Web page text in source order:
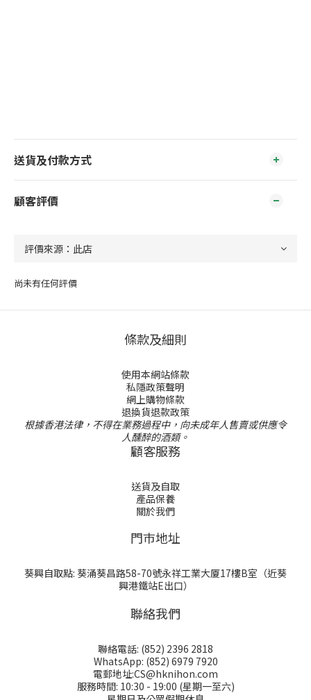
送貨及付款方式
顧客評價
尚未有任何評價
條款及細則
使用本網站條款
私隱政策聲明
網上購物條款
退換貨退款政策
根據香港法律，不得在業務過程中，向未成年人售賣或供應令
人醺醉的酒類。
顧客服務
送貨及自取
產品保養
關於我們
門巿地址
葵興自取點: 葵涌葵昌路58-70號永祥工業大厦17樓B室（近葵
興港鐵站E出口）
聯絡我們
聯絡電話: (852) 2396 2818
WhatsApp: (852) 6979 7920
電郵地址:CS@hknihon.com
服務時間: 10:30 - 19:00 (星期一至六)